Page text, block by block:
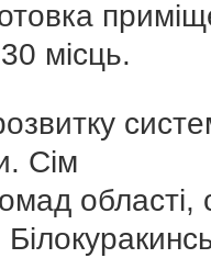
місць.
Сім
області,